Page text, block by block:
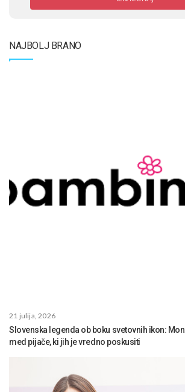
NAJBOLJ BRANO
21 julija, 2026
Slovenska legenda ob boku svetovnih ikon:
med pijače, ki jih je vredno poskusiti